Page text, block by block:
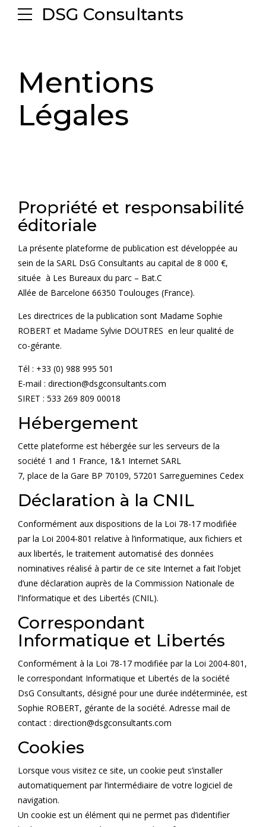
DSG Consultants
Mentions
Légales
Propriété et responsabilité
éditoriale
La présente plateforme de publication est développée au
sein de la SARL DsG Consultants au capital de 8 000 €,
située à Les Bureaux du parc – Bat.C
Allée de Barcelone 66350 Toulouges (France).
Les directrices de la publication sont Madame Sophie
ROBERT et Madame Sylvie DOUTRES en leur qualité de
co-gérante.
Tél : +33 (0) 988 995 501
E-mail : direction@dsgconsultants.com
SIRET : 533 269 809 00018
Hébergement
Cette plateforme est hébergée sur les serveurs de la
société 1 and 1 France, 1&1 Internet SARL
7, place de la Gare BP 70109, 57201 Sarreguemines Cedex
Déclaration à la CNIL
Conformément aux dispositions de la Loi 78-17 modifiée
par la Loi 2004-801 relative à l’informatique, aux fichiers et
aux libertés, le traitement automatisé des données
nominatives réalisé à partir de ce site Internet a fait l’objet
d’une déclaration auprès de la Commission Nationale de
l’Informatique et des Libertés (CNIL).
Correspondant
Informatique et Libertés
Conformément à la Loi 78-17 modifiée par la Loi 2004-801,
le correspondant Informatique et Libertés de la société
DsG Consultants, désigné pour une durée indéterminée, est
Sophie ROBERT, gérante de la société. Adresse mail de
contact : direction@dsgconsultants.com
Cookies
Lorsque vous visitez ce site, un cookie peut s’installer
automatiquement par l’intermédiaire de votre logiciel de
navigation.
Un cookie est un élément qui ne permet pas d’identifier